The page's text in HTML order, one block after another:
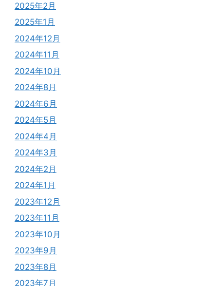
2025年2月
2025年1月
2024年12月
2024年11月
2024年10月
2024年8月
2024年6月
2024年5月
2024年4月
2024年3月
2024年2月
2024年1月
2023年12月
2023年11月
2023年10月
2023年9月
2023年8月
2023年7月